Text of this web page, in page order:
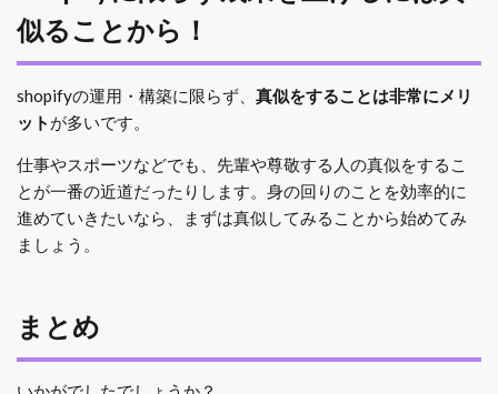
似ることから！
shopifyの運用・構築に限らず、 真似をすることは非常にメリ
ット が多いです。
仕事やスポーツなどでも、先輩や尊敬する人の真似をするこ
とが一番の近道だったりします。身の回りのことを効率的に
進めていきたいなら、まずは真似してみることから始めてみ
ましょう。
まとめ